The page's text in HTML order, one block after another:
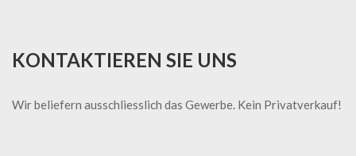
KONTAKTIEREN SIE UNS
Wir beliefern ausschliesslich das Gewerbe. Kein Privatverkauf!